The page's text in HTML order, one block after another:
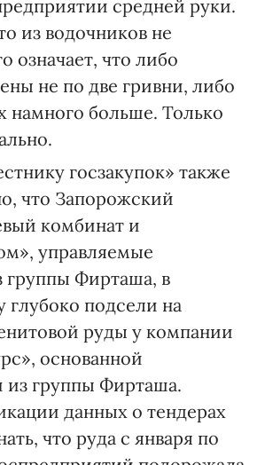
средней руки.
из водочников не
означает, что либо
не по две гривни, либо
намного больше. Только
госзакупок» также
что Запорожский
комбинат и
управляемые
группы Фирташа, в
подсели на
руды у компании
основанной
группы Фирташа.
данных о тендерах
что руда с января по